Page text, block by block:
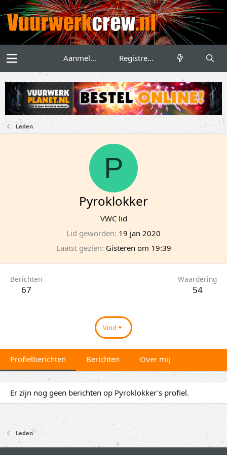
Aanmelden Registreren
Leden
P
Pyroklokker
VWC lid
Lid geworden 19 jan 2020
Laatst gezien Gisteren om 19:39
Berichten
67
Waardering
54
Vind
Profielberichten Berichten Over mij
Er zijn nog geen berichten op Pyroklokker's profiel.
Leden